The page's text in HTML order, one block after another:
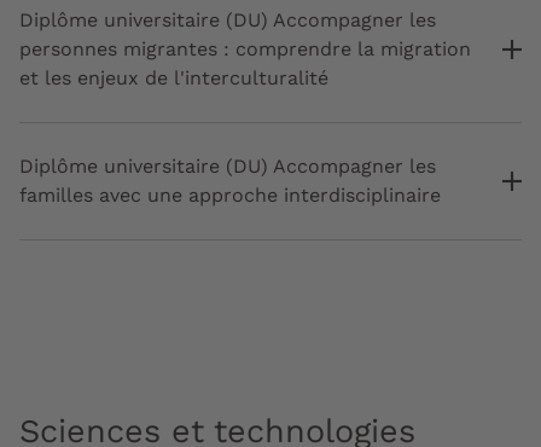
Diplôme universitaire (DU) Accompagner les
personnes migrantes : comprendre la migration
et les enjeux de l'interculturalité
Diplôme universitaire (DU) Accompagner les
familles avec une approche interdisciplinaire
Sciences et technologies